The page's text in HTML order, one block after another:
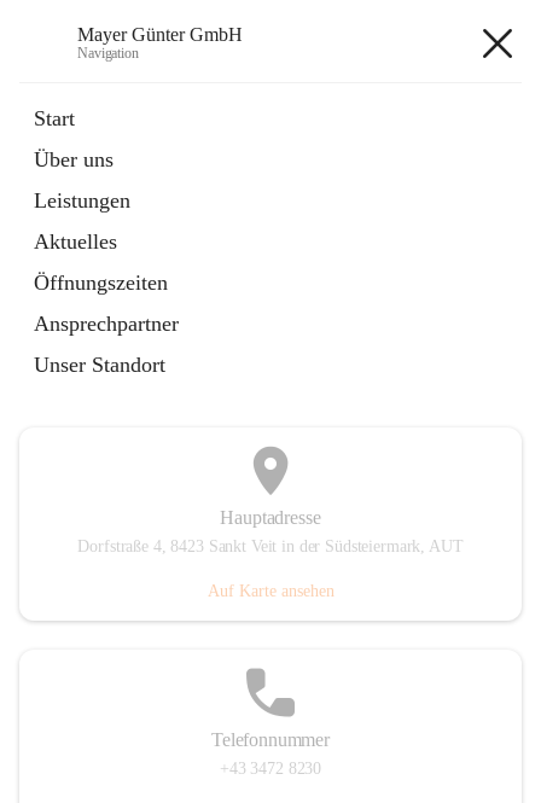
Mayer Günter GmbH
Navigation
Start
Über uns
Leistungen
Aktuelles
Öffnungszeiten
Ansprechpartner
Unser Standort
Artikel
in
Tab
TRANSPORTE
Artikel
öffnet
in
neuem
Tab
Hauptadresse
Dorfstraße 4, 8423 Sankt Veit in der Südsteiermark, AUT
Auf Karte ansehen
Telefonnummer
+43 3472 8230